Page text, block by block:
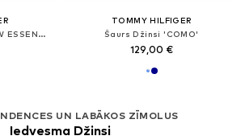
Piegulošs Džinsi 'HARLOW ESSENTIAL'
TOMMY HILFIGER
Šaurs Džinsi 'COMO'
129,00 €
UN LABĀKOS ZĪMOLUS
Iedvesma Džinsi